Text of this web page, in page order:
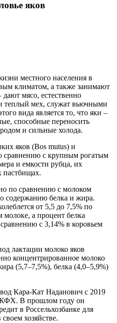
яков
местного населения в
климатом, а также занимают
мясо, естественно
теплый мех, служат вьючными
вида является то, что яки –
способные переносить
и сильные холода.
яков (Bos mutus) и
сравнению с крупным рогатым
и емкости рубца, их
пастбищах.
по сравнению с молоком
содержанию белка и жира.
от 5,5 до 7,5% по
молоке, а процент белка
с 3,14% в коровьем
лактации молоко яков
концентрированное молоко
(5,7–7,5%), белка (4,0–5,9%)
Кара-Кат Наданович с 2019
КФХ. В прошлом году он
в Россельхозбанке для
хозяйстве.